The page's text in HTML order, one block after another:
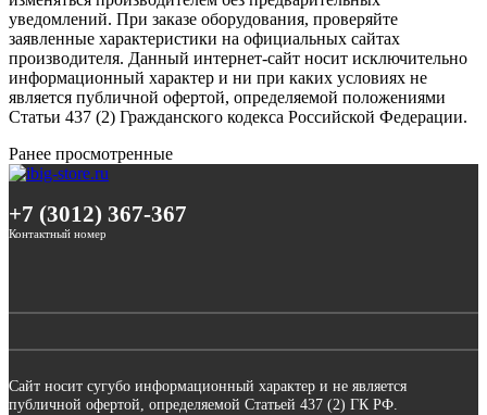
уведомлений. При заказе оборудования, проверяйте
заявленные характеристики на официальных сайтах
производителя. Данный интернет-сайт носит исключительно
информационный характер и ни при каких условиях не
является публичной офертой, определяемой положениями
Статьи 437 (2) Гражданского кодекса Российской Федерации.
Ранее просмотренные
+7 (3012) 367-367
Контактный номер
Сайт носит сугубо информационный характер и не является
публичной офертой, определяемой Статьей 437 (2) ГК РФ.